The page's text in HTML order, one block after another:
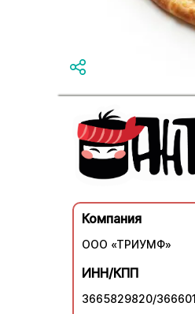
Компания
ООО «ТРИУМФ»
ИНН/КПП
3665829820/